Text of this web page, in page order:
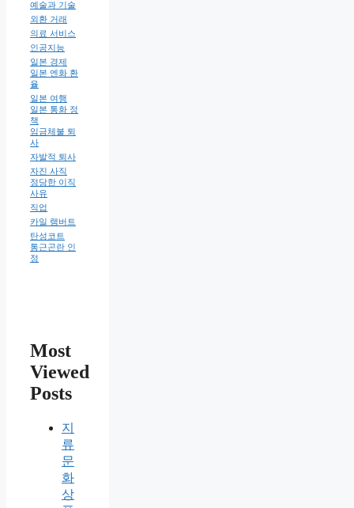
예술과 기술
외환 거래
의료 서비스
인공지능
일본 경제
일본 엔화 환
율
일본 여행
일본 통화 정
책
임금체불 퇴
사
자발적 퇴사
자진 사직
정당한 이직
사유
직업
카일 램버트
탄성코트
통근곤란 인
정
Most
Viewed
Posts
지
류
문
화
상